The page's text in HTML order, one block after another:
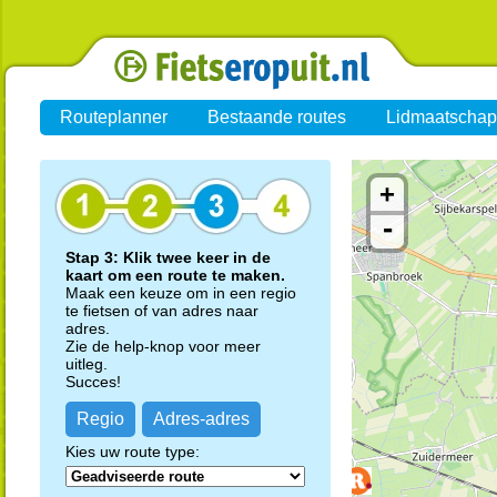
Routeplanner Bestaande routes Lidmaatschap
Stap 3: Klik twee keer in de
kaart om een route te maken.
Maak een keuze om in een regio
te fietsen of van adres naar
adres.
Zie de help-knop voor meer
uitleg.
Succes!
Regio Adres-adres
Kies uw route type:
+
-